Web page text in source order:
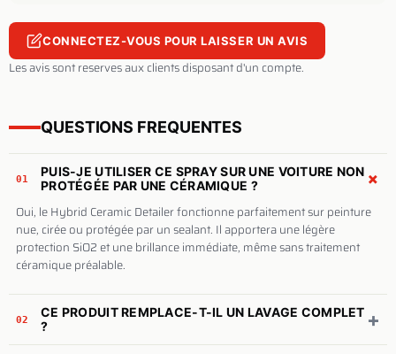
CONNECTEZ-VOUS POUR LAISSER UN AVIS
Les avis sont reserves aux clients disposant d'un compte.
QUESTIONS FREQUENTES
01
PUIS-JE UTILISER CE SPRAY SUR UNE VOITURE NON
PROTÉGÉE PAR UNE CÉRAMIQUE ?
+
Oui, le Hybrid Ceramic Detailer fonctionne parfaitement sur peinture
nue, cirée ou protégée par un sealant. Il apportera une légère
protection SiO2 et une brillance immédiate, même sans traitement
céramique préalable.
02
CE PRODUIT REMPLACE-T-IL UN LAVAGE COMPLET
?
+